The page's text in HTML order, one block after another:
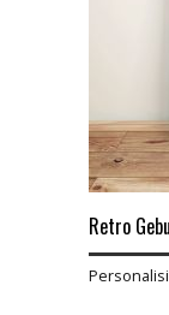
Retro